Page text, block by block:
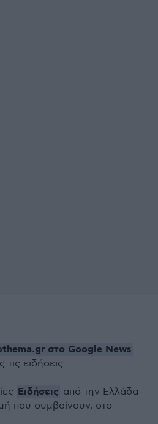
στο Google News
ειδήσεις
Ειδήσεις από την Ελλάδα
που συμβαίνουν, στο